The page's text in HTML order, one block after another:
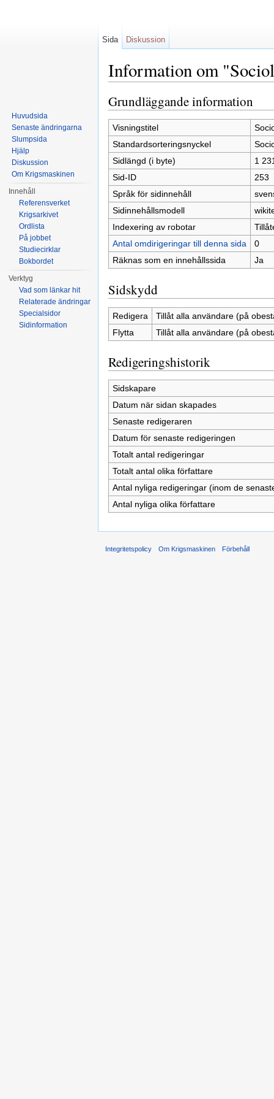
Information om
Grundläggande information
Visningstitel
Standardsorteringsnyckel
Sidlängd (i byte)
1
Sid-ID
253
Språk för sidinnehåll
Sidinnehållsmodell
Indexering av robotar
Antal omdirigeringar till denna sida
0
Räknas som en innehållssida
Ja
Sidskydd
Redigera
Tillåt alla användare (på
Flytta
Tillåt alla användare (på
Redigeringshistorik
Sidskapare
Datum när sidan skapades
Senaste redigeraren
Datum för senaste redigeringen
Totalt antal redigeringar
Totalt antal olika författare
Antal nyliga redigeringar (inom de
Antal nyliga olika författare
Sida Diskussion
Huvudsida
Senaste ändringarna
Slumpsida
Hjälp
Diskussion
Om Krigsmaskinen
Innehåll
Referensverket
Krigsarkivet
Ordlista
På jobbet
Studiecirklar
Bokbordet
Verktyg
Vad som länkar hit
Relaterade ändringar
Specialsidor
Sidinformation
Integritetspolicy Om Krigsmaskinen Förbehåll